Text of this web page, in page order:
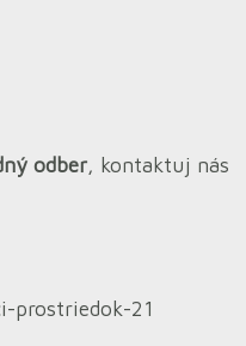
odber, kontaktuj nás